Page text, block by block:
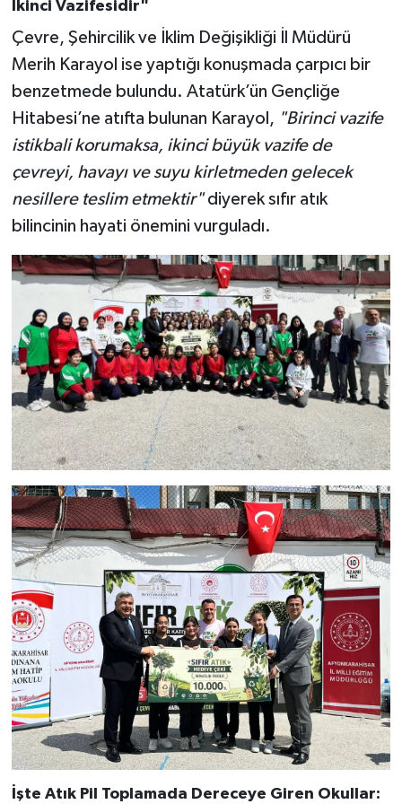
İkinci Vazifesidir"
Çevre, Şehircilik ve İklim Değişikliği İl Müdürü
Merih Karayol ise yaptığı konuşmada çarpıcı bir
benzetmede bulundu. Atatürk’ün Gençliğe
Hitabesi’ne atıfta bulunan Karayol, "Birinci vazife
istikbali korumaksa, ikinci büyük vazife de
çevreyi, havayı ve suyu kirletmeden gelecek
nesillere teslim etmektir"diyerek sıfır atık
bilincinin hayati önemini vurguladı.
İşte Atık Pil Toplamada Dereceye Giren Okullar: